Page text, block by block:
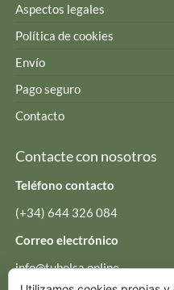
Aspectos legales
Política de cookies
Envío
Pago seguro
Contacto
Contacte con nosotros
Teléfono contacto
(+34) 644 326 084
Correo electrónico
info@tubolsa.online